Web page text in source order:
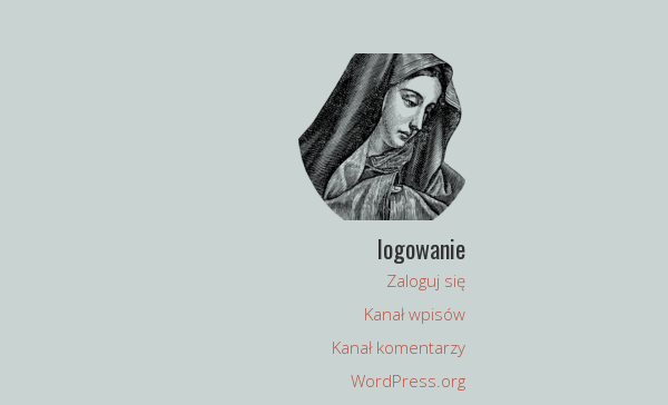
logowanie
Zaloguj się
Kanał wpisów
Kanał komentarzy
WordPress.org